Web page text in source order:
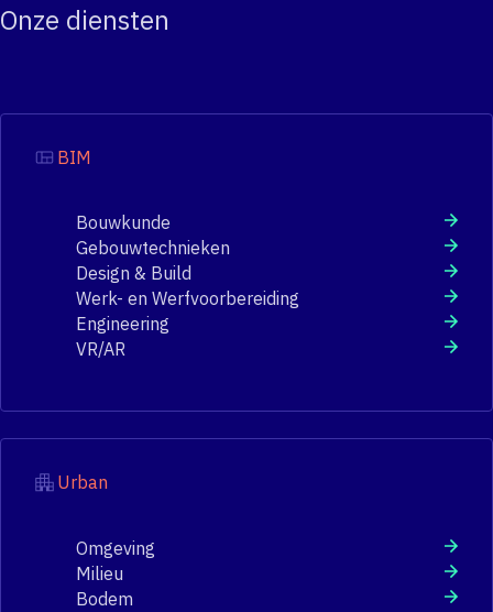
Onze diensten
BIM
Bouwkunde
Gebouwtechnieken
Design & Build
Werk- en Werfvoorbereiding
Engineering
VR/AR
Urban
Omgeving
Milieu
Bodem